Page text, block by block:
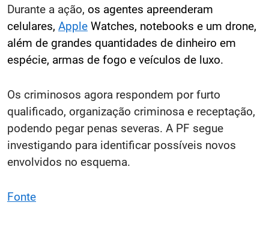
Durante a ação, os agentes apreenderam
celulares, Apple Watches, notebooks e um drone,
além de grandes quantidades de dinheiro em
espécie, armas de fogo e veículos de luxo.
Os criminosos agora respondem por furto
qualificado, organização criminosa e receptação,
podendo pegar penas severas. A PF segue
investigando para identificar possíveis novos
envolvidos no esquema.
Fonte